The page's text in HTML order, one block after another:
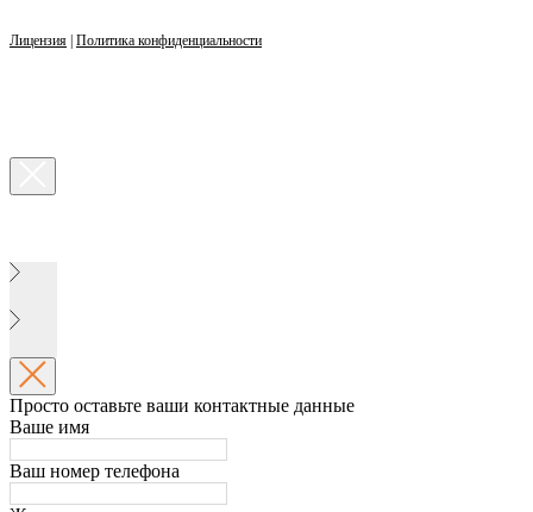
Лицензия Политика конфиденциальности
Просто оставьте ваши контактные данные
Ваше имя
Ваш номер телефона